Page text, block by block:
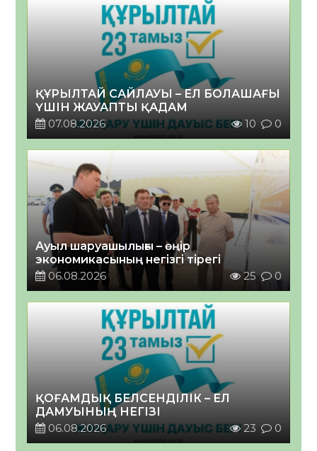
ҚҰРЫЛТАЙ САЙЛАУЫ – ЕЛ БОЛАШАҒЫ
ҮШІН ЖАУАПТЫ ҚАДАМ
07.08.2026
10 0
Ауыл шаруашылығы – өңір
экономикасының негізгі тірегі
06.08.2026
25 0
ҚОҒАМДЫҚ БЕЛСЕНДІЛІК – ЕЛ
ДАМУЫНЫҢ НЕГІЗІ
06.08.2026
23 0